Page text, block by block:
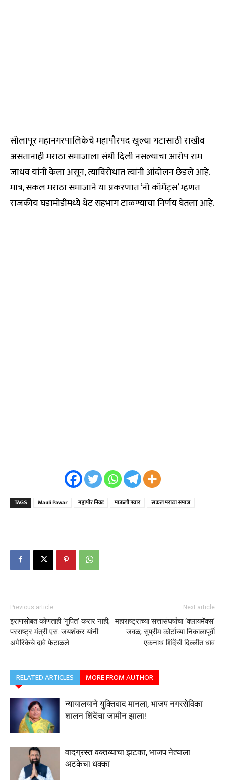
सोलापूर महानगरपालिकेचे महापौरपद खुल्या गटासाठी राखीव
असतानाही मराठा समाजाला संधी दिली नसल्याचा आरोप राम
जाधव यांनी केला असून, त्याविरोधात त्यांनी आंदोलन छेडले आहे.
मात्र, सकल मराठा समाजाने या प्रकरणात ‘नो कॉमेंट्स’ म्हणत
राजकीय घडामोडींमध्ये थेट सहभाग टाळण्याचा निर्णय घेतला आहे.
TAGS Mauli Pawar महापौर निवड माऊली पवार सकल मराठा समाज
Previous article
इराणसोबत कोणताही ‘गुपित’ करार नाही;
परराष्ट्र मंत्री एस. जयशंकर यांनी
अमेरिकेचे दावे फेटाळले
Next article
महाराष्ट्राच्या सत्तासंघर्षाचा ‘क्लायमॅक्स’
जवळ; सुप्रीम कोर्टाच्या निकालापूर्वी
एकनाथ शिंदेंची दिल्लीत धाव
RELATED ARTICLES MORE FROM AUTHOR
न्यायालयाने युक्तिवाद मानला, भाजप नगरसेविका
शालन शिंदेंचा जामीन झाला!
वादग्रस्त वक्तव्याचा झटका, भाजप नेत्याला
अटकेचा धक्का